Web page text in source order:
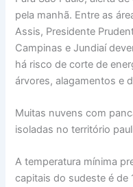
pela manhã. Entre as
Assis, Presidente
Campinas e Jundiaí
há risco de corte de
árvores, alagamentos e
Muitas nuvens com
isoladas no território
A temperatura mínima
capitais do sudeste é de